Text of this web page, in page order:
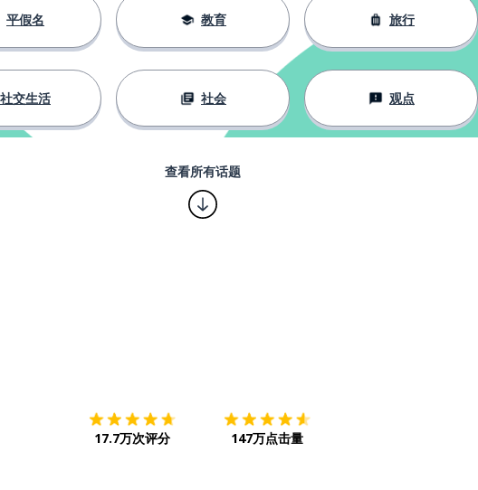
平假名 教育 旅行
社交生活 社会 观点
查看所有话题
17.7万次评分 147万点击量